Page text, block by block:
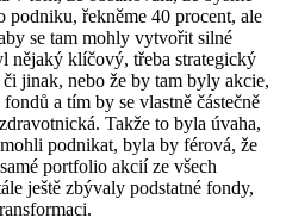
řekněme 40 procent, ale
se tam mohly vytvořit silné
nějaký klíčový, třeba strategický
jinak, nebo že by tam byly akcie,
a tím by se vlastně částečně
Takže to byla úvaha,
podnikat, byla by férová, že
portfolio akcií ze všech
ještě zbývaly podstatné fondy,